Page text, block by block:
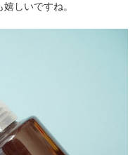
しいですね。